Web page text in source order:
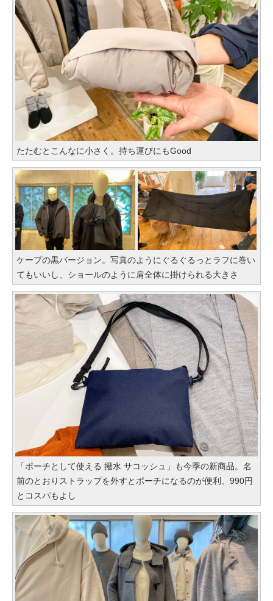
たたむとこんなに小さく。持ち運びにもGood
ケープの黒バージョン。写真のようにぐるぐるっとラフに巻い
てもいいし、ショールのように肩全体に掛けられる大きさ
「ポーチとして使える 撥水 サコッシュ」も今季の新商品。名
前のとおりストラップを外すとポーチになるのが便利。990円
とコスパもよし